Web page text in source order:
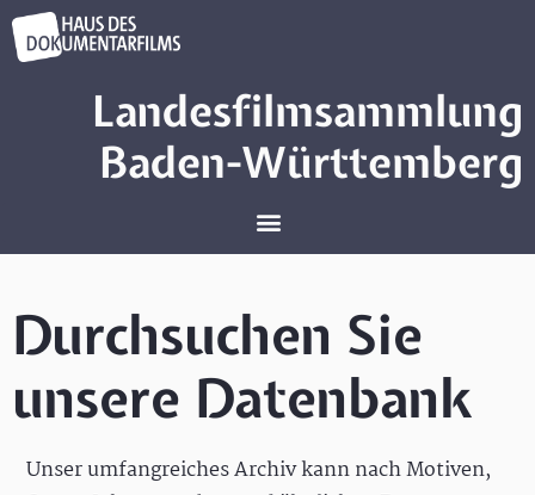
Landesfilmsammlung
Baden-Württemberg
Durchsuchen Sie
unsere Datenbank
Unser umfangreiches Archiv kann nach Motiven,